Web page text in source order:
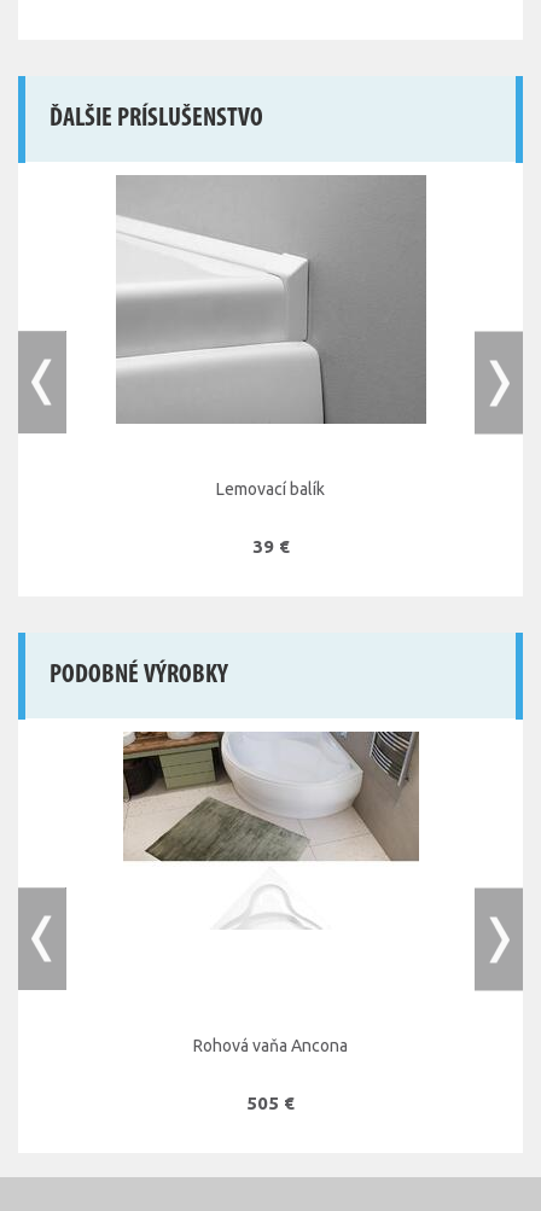
ĎALŠIE PRÍSLUŠENSTVO
Lemovací balík
39 €
PODOBNÉ VÝROBKY
Rohová vaňa Ancona
505 €